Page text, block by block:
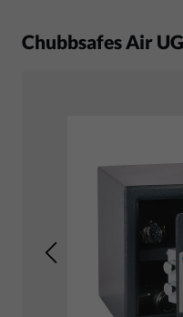
Chubbsafes Air